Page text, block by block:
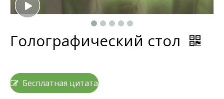
Голографический стол
Бесплатная цитата